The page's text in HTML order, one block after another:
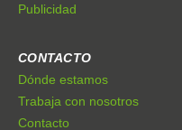
Publicidad
CONTACTO
Dónde estamos
Trabaja con nosotros
Contacto